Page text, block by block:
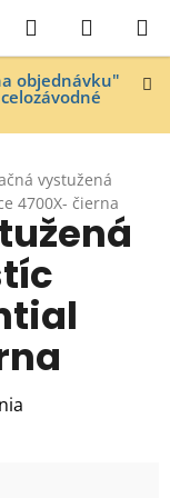
objednávku"
Hľadať
KOŠÍK
vystužená
4700X- čierna